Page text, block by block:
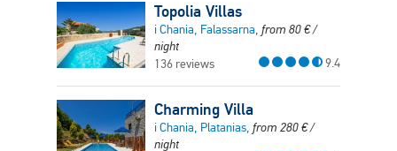
Topolia Villas
i Chania, Falassarna, from 80€/
night
136 reviews
9.4
Charming Villa
i Chania, Platanias, from 280€/
night